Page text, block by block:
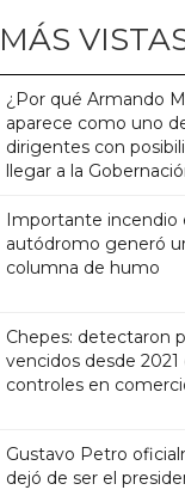
¿Por qué Armando
aparece como uno
dirigentes con
llegar a la
Importante incendio
autódromo generó
columna de humo
Chepes: detectaron
vencidos desde 2021
controles en
Gustavo Petro
dejó de ser el